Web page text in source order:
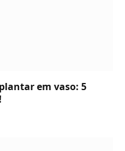
em vaso: 5